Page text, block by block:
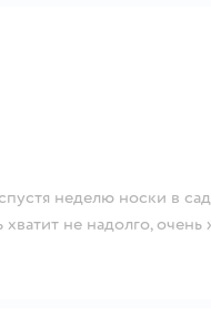
неделю носки в
не надолго,